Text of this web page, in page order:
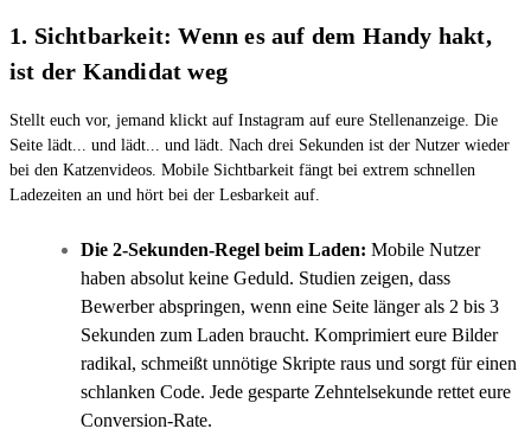
1. Sichtbarkeit: Wenn es auf dem Handy hakt,
ist der Kandidat weg
Stellt euch vor, jemand klickt auf Instagram auf eure Stellenanzeige. Die
Seite lädt... und lädt... und lädt. Nach drei Sekunden ist der Nutzer wieder
bei den Katzenvideos. Mobile Sichtbarkeit fängt bei extrem schnellen
Ladezeiten an und hört bei der Lesbarkeit auf.
Die 2-Sekunden-Regel beim Laden: Mobile Nutzer
haben absolut keine Geduld. Studien zeigen, dass
Bewerber abspringen, wenn eine Seite länger als 2 bis 3
Sekunden zum Laden braucht. Komprimiert eure Bilder
radikal, schmeißt unnötige Skripte raus und sorgt für einen
schlanken Code. Jede gesparte Zehntelsekunde rettet eure
Conversion-Rate.